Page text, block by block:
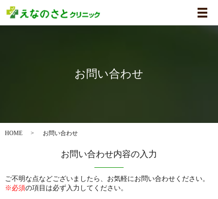
メ
お問い合わせ
HOME お問い合わせ
お問い合わせ内容の入力
ご不明な点などございましたら、お気軽にお問い合わせください。
※必須の項目は必ず入力してください。